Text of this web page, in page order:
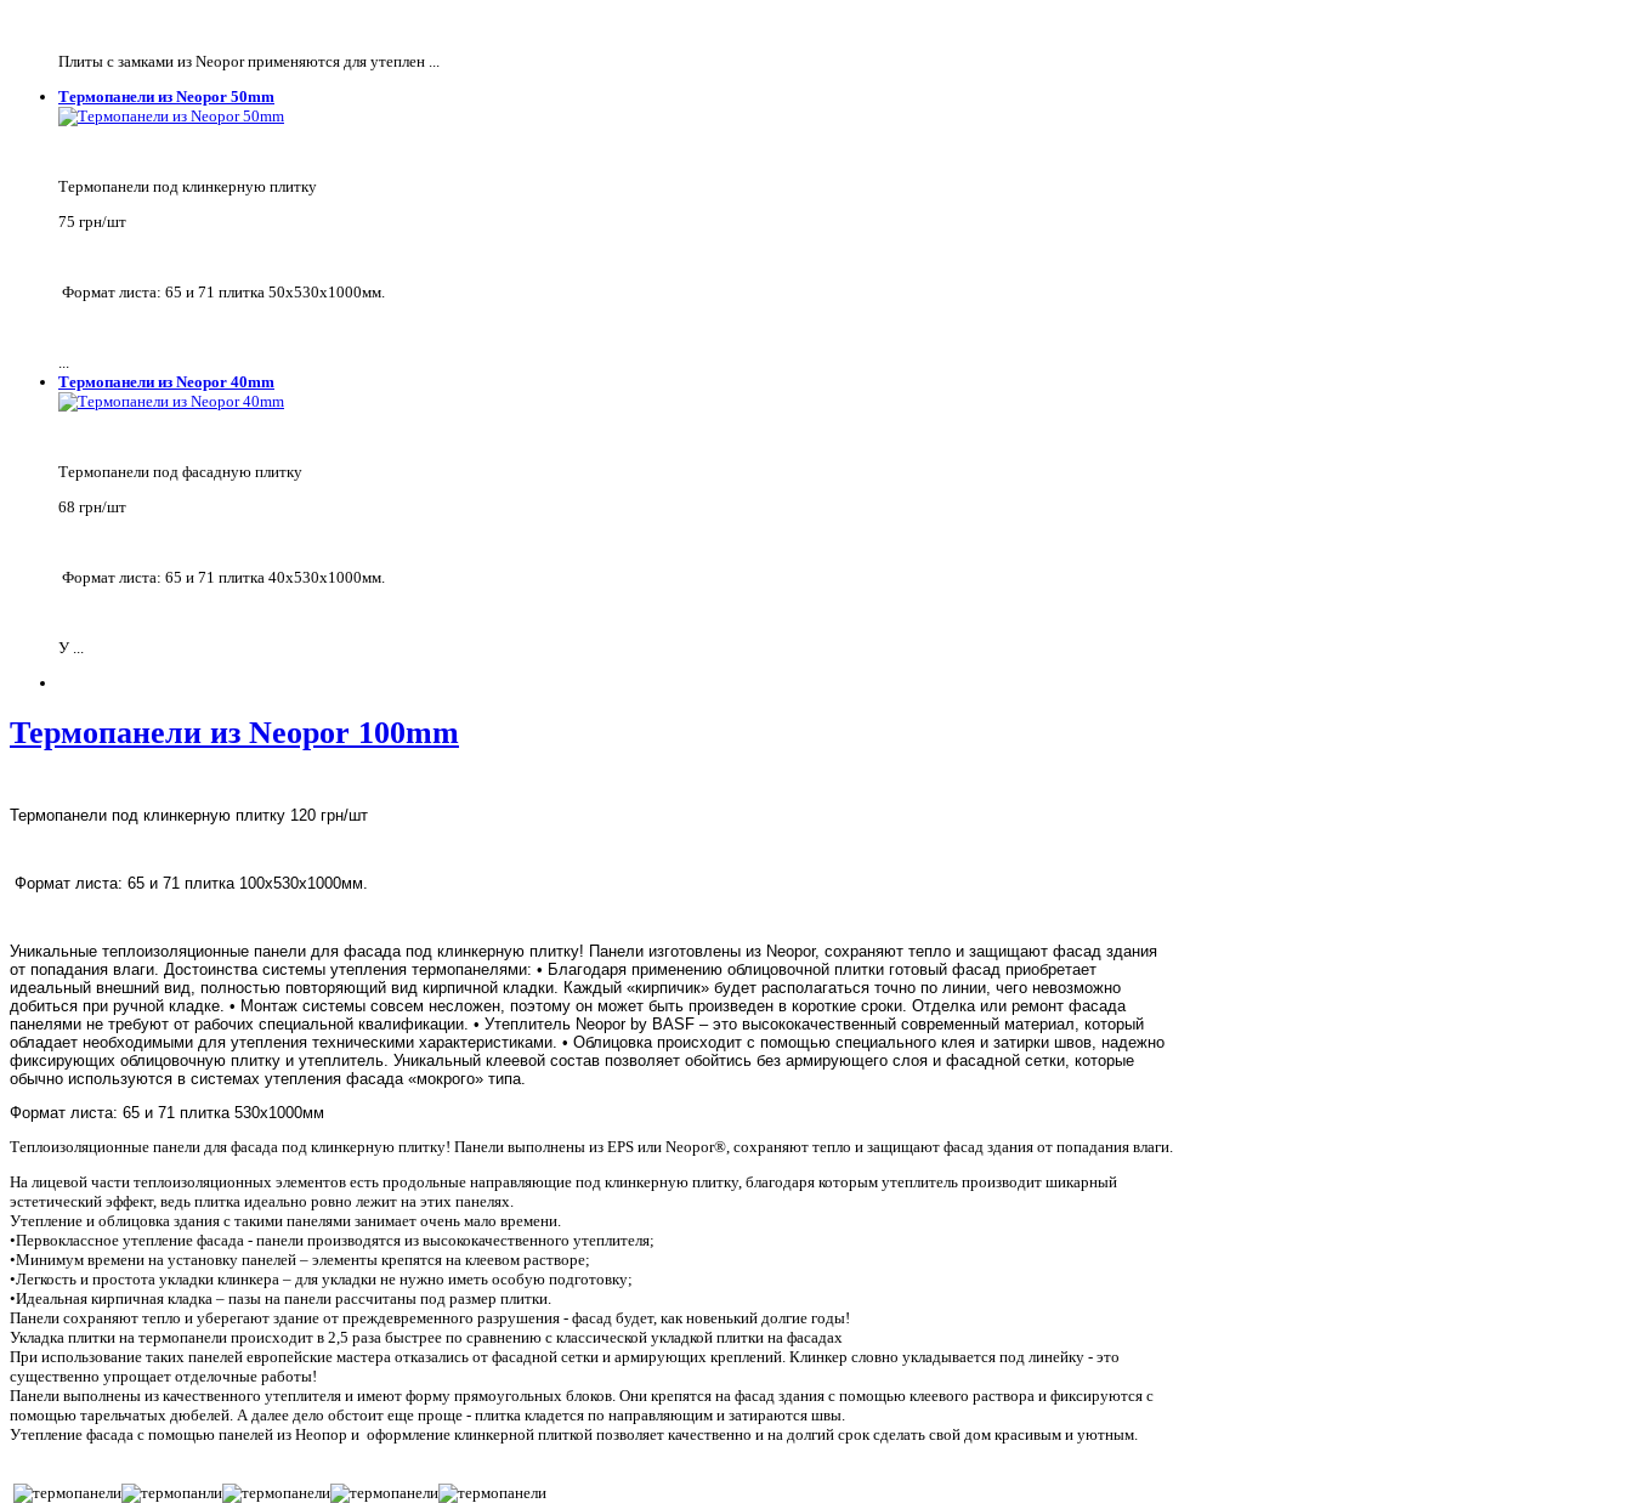
Плиты с замками из Neopor применяются для утеплен ...
Термопанели из Neopor 50mm
Термопанели под клинкерную плитку
75 грн/шт
Формат листа: 65 и 71 плитка 50х530х1000мм.
...
Термопанели из Neopor 40mm
Термопанели под фасадную плитку
68 грн/шт
Формат листа: 65 и 71 плитка 40х530х1000мм.
У ...
Термопанели из Neopor 100mm
Термопанели под клинкерную плитку 120 грн/шт
Формат листа: 65 и 71 плитка 100х530х1000мм.
Уникальные теплоизоляционные панели для фасада под клинкерную плитку! Панели изготовлены из Neopor, сохраняют тепло и защищают фасад здания
от попадания влаги. Достоинства системы утепления термопанелями: • Благодаря применению облицовочной плитки готовый фасад приобретает
идеальный внешний вид, полностью повторяющий вид кирпичной кладки. Каждый «кирпичик» будет располагаться точно по линии, чего невозможно
добиться при ручной кладке. • Монтаж системы совсем несложен, поэтому он может быть произведен в короткие сроки. Отделка или ремонт фасада
панелями не требуют от рабочих специальной квалификации. • Утеплитель Neopor by BASF – это высококачественный современный материал, который
обладает необходимыми для утепления техническими характеристиками. • Облицовка происходит с помощью специального клея и затирки швов, надежно
фиксирующих облицовочную плитку и утеплитель. Уникальный клеевой состав позволяет обойтись без армирующего слоя и фасадной сетки, которые
обычно используются в системах утепления фасада «мокрого» типа.
Формат листа: 65 и 71 плитка 530х1000мм
Теплоизоляционные панели для фасада под клинкерную плитку! Панели выполнены из EPS или Neopor®, сохраняют тепло и защищают фасад здания от попадания влаги.
На лицевой части теплоизоляционных элементов есть продольные направляющие под клинкерную плитку, благодаря которым утеплитель производит шикарный
эстетический эффект, ведь плитка идеально ровно лежит на этих панелях.
Утепление и облицовка здания с такими панелями занимает очень мало времени.
•Первоклассное утепление фасада - панели производятся из высококачественного утеплителя;
•Минимум времени на установку панелей – элементы крепятся на клеевом растворе;
•Легкость и простота укладки клинкера – для укладки не нужно иметь особую подготовку;
•Идеальная кирпичная кладка – пазы на панели рассчитаны под размер плитки.
Панели сохраняют тепло и уберегают здание от преждевременного разрушения - фасад будет, как новенький долгие годы!
Укладка плитки на термопанели происходит в 2,5 раза быстрее по сравнению с классической укладкой плитки на фасадах
При использование таких панелей европейские мастера отказались от фасадной сетки и армирующих креплений. Клинкер словно укладывается под линейку - это
существенно упрощает отделочные работы!
Панели выполнены из качественного утеплителя и имеют форму прямоугольных блоков. Они крепятся на фасад здания с помощью клеевого раствора и фиксируются с
помощью тарельчатых дюбелей. А далее дело обстоит еще проще - плитка кладется по направляющим и затираются швы.
Утепление фасада с помощью панелей из Неопор и оформление клинкерной плиткой позволяет качественно и на долгий срок сделать свой дом красивым и уютным.